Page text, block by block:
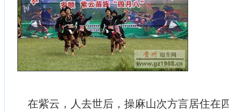
在紫云，人去世后，操麻山次方言居住在